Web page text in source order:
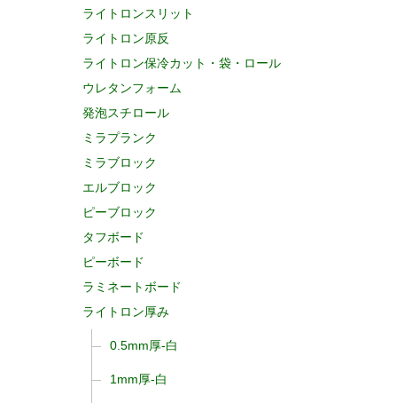
ライトロンスリット
ライトロン原反
ライトロン保冷カット・袋・ロール
ウレタンフォーム
発泡スチロール
ミラプランク
ミラブロック
エルブロック
ピーブロック
タフボード
ピーボード
ラミネートボード
ライトロン厚み
0.5mm厚-白
1mm厚-白